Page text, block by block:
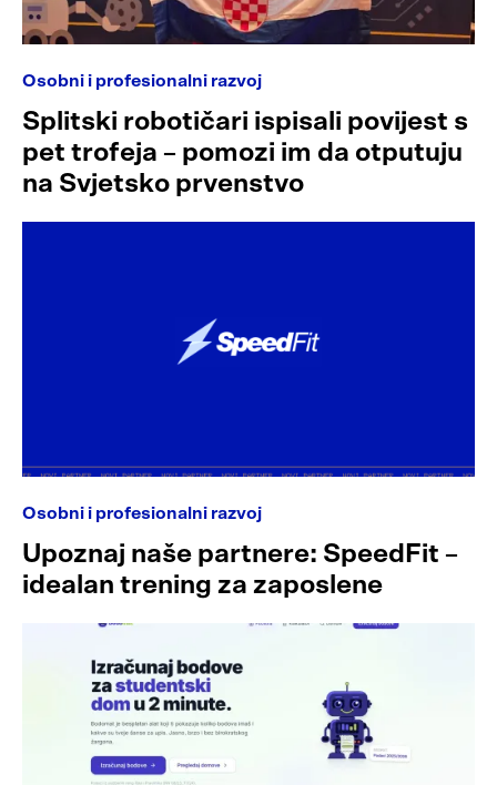
Osobni i profesionalni razvoj
Splitski robotičari ispisali povijest s
pet trofeja – pomozi im da otputuju
na Svjetsko prvenstvo
Osobni i profesionalni razvoj
Upoznaj naše partnere: SpeedFit –
idealan trening za zaposlene